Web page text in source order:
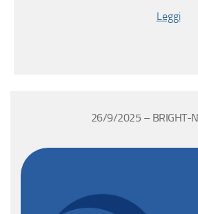
Leggi
26/9/2025 – BRIGHT-